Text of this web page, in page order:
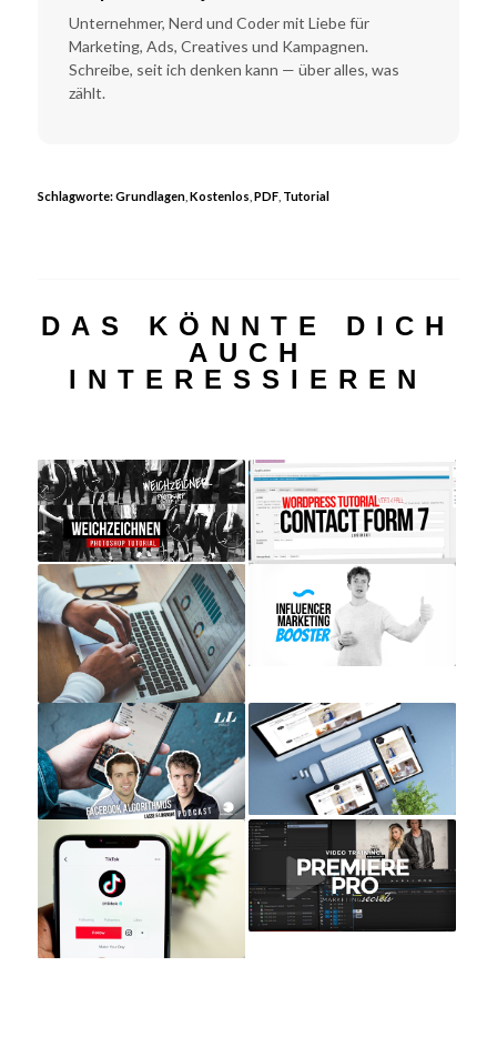
Unternehmer, Nerd und Coder mit Liebe für
Marketing, Ads, Creatives und Kampagnen.
Schreibe, seit ich denken kann — über alles, was
zählt.
Schlagworte:Grundlagen, Kostenlos PDF, Tutorial
DAS KÖNNTE DICH
AUCH
INTERESSIEREN